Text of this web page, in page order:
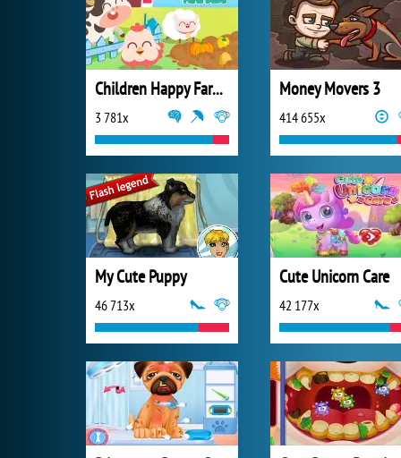
Children Happy Farm DuDu
3 781x
Money Movers 3
414 655x
My Cute Puppy
46 713x
Cute Unicorn Care
42 177x